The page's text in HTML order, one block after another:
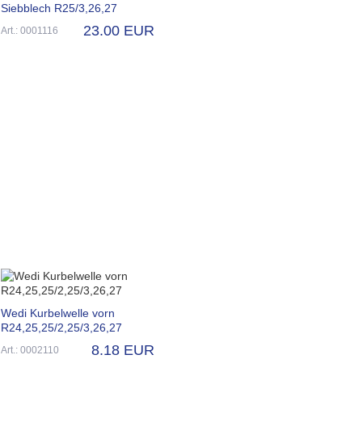
Siebblech R25/3,26,27
Art.: 0001116 23.00 EUR
Wedi Kurbelwelle vorn
R24,25,25/2,25/3,26,27
Art.: 0002110 8.18 EUR